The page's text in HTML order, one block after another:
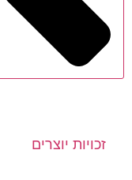
זכויות יוצרים